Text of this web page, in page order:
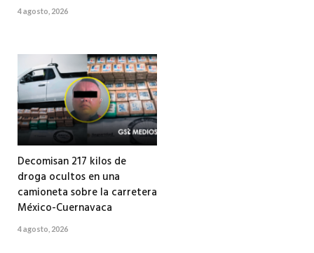
4 agosto, 2026
Decomisan 217 kilos de
droga ocultos en una
camioneta sobre la carretera
México-Cuernavaca
4 agosto, 2026